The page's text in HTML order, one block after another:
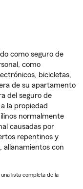
como seguro de
como
bicicletas,
de su apartamento
del seguro de
la propiedad
normalmente
causadas por
repentinos y
allanamientos con
lista completa de la